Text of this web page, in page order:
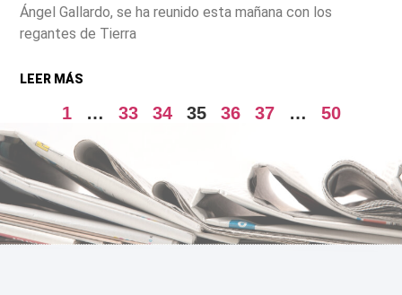
Ángel Gallardo, se ha reunido esta mañana con los
regantes de Tierra
LEER MÁS
1 … 33 34 35 36 37 … 50